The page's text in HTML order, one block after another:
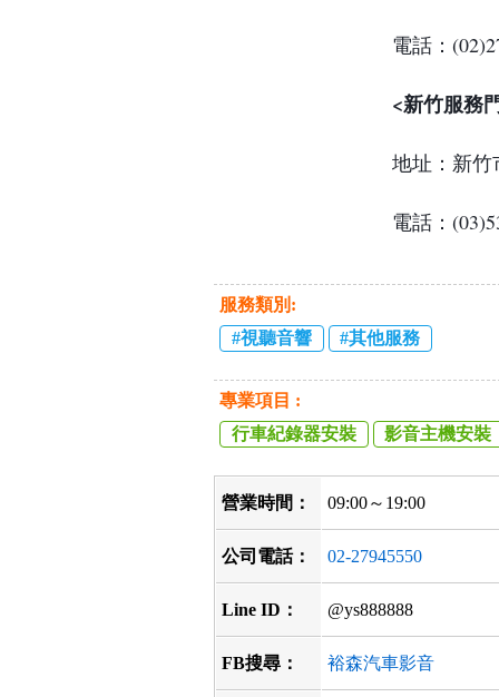
電話：
<新竹服務
地址： 新竹
電話：
服務類別:
視聽音響
其他服務
專業項目 :
行車紀錄器安裝
影音主機安裝
營業時間： 09:00～19:00
公司電話： 02-27945550
Line ID： @ys888888
FB搜尋： 裕森汽車影音